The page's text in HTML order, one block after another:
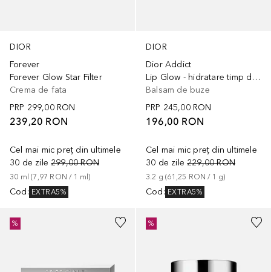
DIOR
Forever
Forever Glow Star Filter
Crema de fata
PRP 299,00 RON
239,20 RON
Cel mai mic preț din ultimele
30 de zile 299,00 RON
30 ml (7,97 RON / 1 ml)
Cod : EXTRA5%
DIOR
Dior Addict
Lip Glow - hidratare timp de 48H
Balsam de buze
PRP 245,00 RON
196,00 RON
Cel mai mic preț din ultimele
30 de zile 229,00 RON
3.2 g (61,25 RON / 1 g)
Cod : EXTRA5%
% %